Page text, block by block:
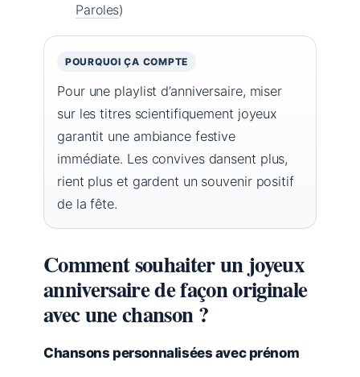
Paroles)
POURQUOI ÇA COMPTE
Pour une playlist d’anniversaire, miser
sur les titres scientifiquement joyeux
garantit une ambiance festive
immédiate. Les convives dansent plus,
rient plus et gardent un souvenir positif
de la fête.
Comment souhaiter un joyeux
anniversaire de façon originale
avec une chanson ?
Chansons personnalisées avec prénom